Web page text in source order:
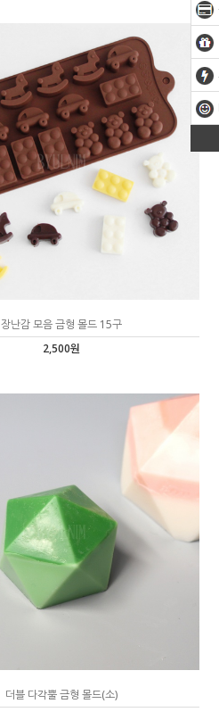
장난감 모음 금형 몰드 15구
2,500원
더블 다각뿔 금형 몰드(소)